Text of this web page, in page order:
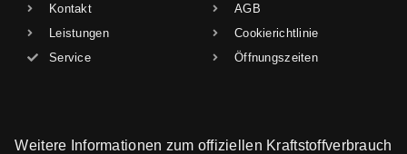
Kontakt
Leistungen
Service
AGB
Cookierichtlinie
Öffnungszeiten
Weitere Informationen zum offiziellen Kraftstoffverbrauch